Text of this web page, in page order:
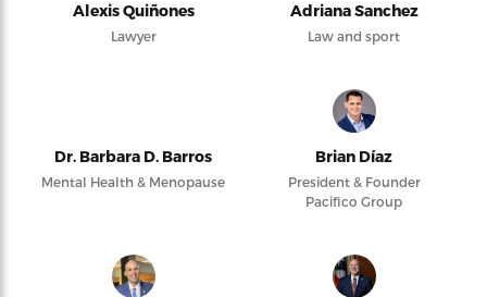
Alexis Quiñones
Lawyer
Adriana Sanchez
Law and sport
Dr. Barbara D. Barros
Mental Health & Menopause
Brian Díaz
President & Founder
Pacifico Group